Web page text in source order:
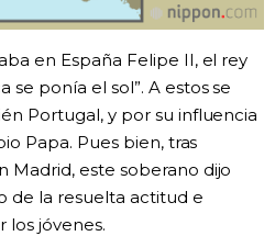
en España Felipe II, el rey
se ponía el sol”. A estos se
Portugal, y por su influencia
Papa. Pues bien, tras
Madrid, este soberano dijo
de la resuelta actitud e
los jóvenes.